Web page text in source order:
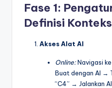
Fase 1:
Definisi Konteks
Akses Alat AI
Online:Navigasi
Buat dengan AI →
“C4” → Jalankan